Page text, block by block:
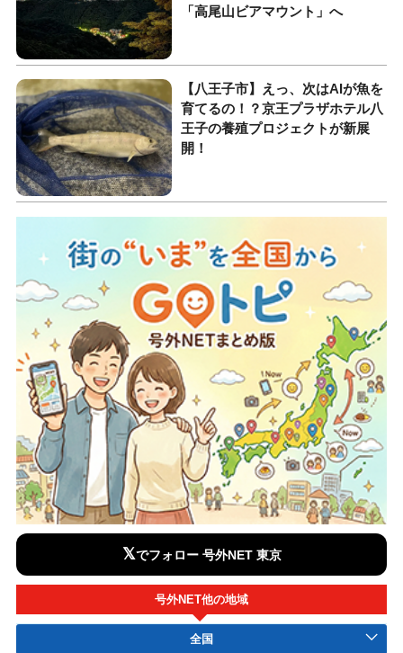
「高尾山ビアマウント」へ
【八王子市】えっ、次はAIが魚を
育てるの！？京王プラザホテル八
王子の養殖プロジェクトが新展
開！
𝕏でフォロー 号外NET 東京
号外NET他の地域
全国